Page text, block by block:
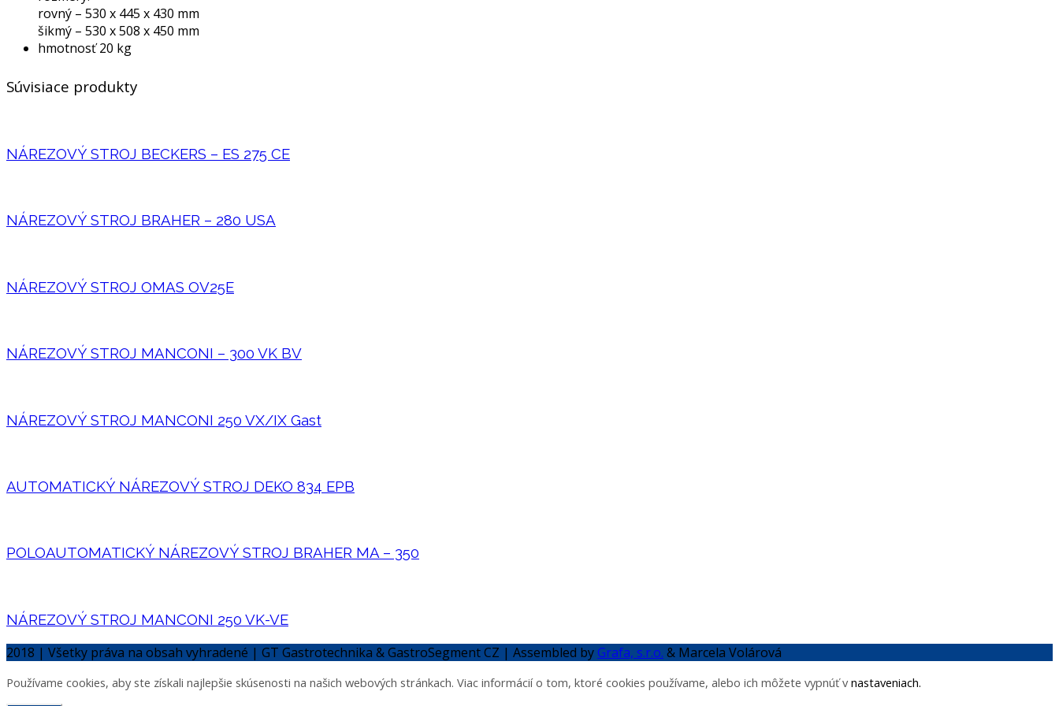
rovný – 530 x 445 x 430 mm
šikmý – 530 x 508 x 450 mm
hmotnosť 20 kg
Súvisiace produkty
NÁREZOVÝ STROJ BECKERS – ES 275 CE
NÁREZOVÝ STROJ BRAHER – 280 USA
NÁREZOVÝ STROJ OMAS OV25E
NÁREZOVÝ STROJ MANCONI – 300 VK BV
NÁREZOVÝ STROJ MANCONI 250 VX/IX Gast
AUTOMATICKÝ NÁREZOVÝ STROJ DEKO 834 EPB
POLOAUTOMATICKÝ NÁREZOVÝ STROJ BRAHER MA – 350
NÁREZOVÝ STROJ MANCONI 250 VK-VE
2018 | Všetky práva na obsah vyhradené | GT Gastrotechnika & GastroSegment CZ | Assembled by Grafa, s.r.o. & Marcela Volárová
Používame cookies, aby ste získali najlepšie skúsenosti na našich webových stránkach. Viac informácií o tom, ktoré cookies používame, alebo ich môžete vypnúť vnastaveniach.